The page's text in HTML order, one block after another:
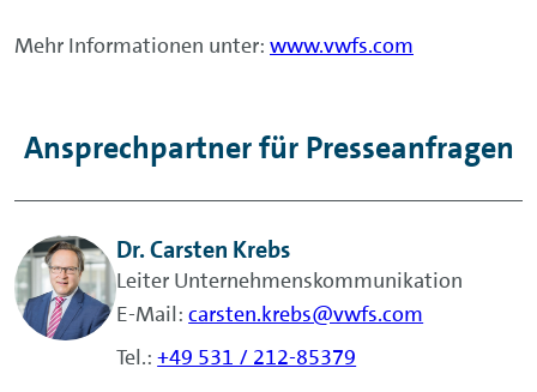
Mehr Informationen unter: www.vwfs.com
Ansprechpartner für Presseanfragen
Dr. Carsten Krebs
Leiter Unternehmenskommunikation
E-Mail:carsten.krebs@vwfs.com
Tel.:+49 531 / 212-85379